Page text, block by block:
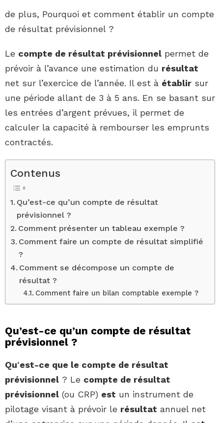
de plus, Pourquoi et comment établir un compte
de résultat prévisionnel ?
Le compte de résultat prévisionnel permet de
prévoir à l’avance une estimation du résultat
net sur l’exercice de l’année. Il est à établir sur
une période allant de 3 à 5 ans. En se basant sur
les entrées d’argent prévues, il permet de
calculer la capacité à rembourser les emprunts
contractés.
Contenus
Qu’est-ce qu’un compte de résultat
prévisionnel ?
Comment présenter un tableau exemple ?
Comment faire un compte de résultat simplifié
?
Comment se décompose un compte de
résultat ?
Comment faire un bilan comptable exemple ?
Qu’est-ce qu’un compte de résultat
prévisionnel ?
Qu‘est-ce que le compte de résultat
prévisionnel ? Le compte de résultat
prévisionnel (ou CRP) est un instrument de
pilotage visant à prévoir le résultat annuel net